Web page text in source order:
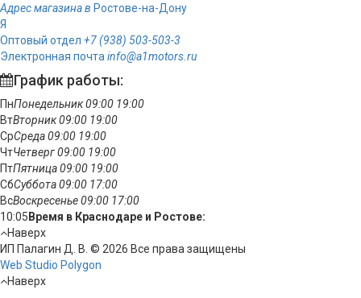
Адрес магазина в Ростове-на-Дону
Я
Оптовый отдел +7 (938) 503-503-3
Электронная почта info@a1motors.ru
График работы:
ПнПонедельник09:00 19:00
ВтВторник09:00 19:00
СрСреда09:00 19:00
ЧтЧетверг09:00 19:00
ПтПятница09:00 19:00
СбСуббота09:00 17:00
ВсВоскресенье09:00 17:00
10:05 Время в Краснодаре и Ростове:
Наверх
ИП Палагин Д. В. © 2026 Все права защищены
Web Studio Polygon
Наверх